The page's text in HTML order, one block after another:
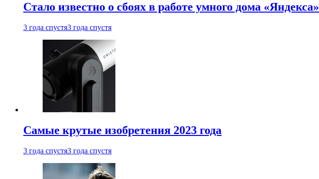
Стало известно о сбоях в работе умного дома «Яндекса»
3 года спустя3 года спустя
Самые крутые изобретения 2023 года
3 года спустя3 года спустя